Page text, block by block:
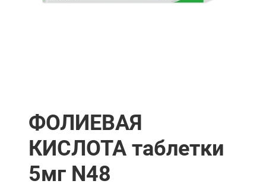
ФОЛИЕВАЯ
КИСЛОТА таблетки
5мг N48